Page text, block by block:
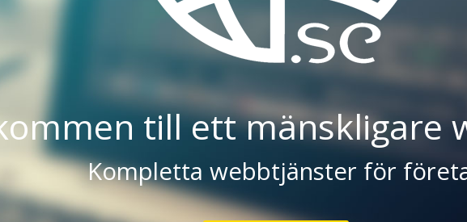
till ett mänskligare
Kompletta webbtjänster för